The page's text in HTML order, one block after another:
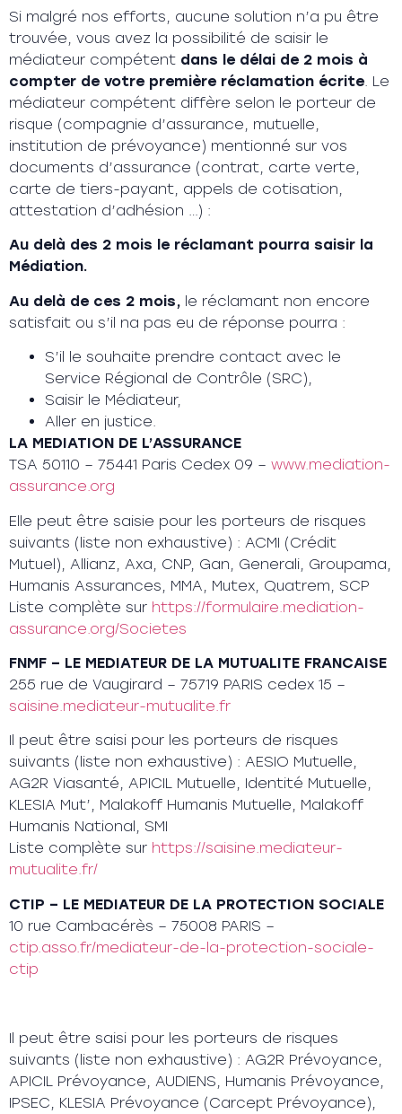
Si malgré nos efforts, aucune solution n’a pu être
trouvée, vous avez la possibilité de saisir le
médiateur compétent dans le délai de 2 mois à
compter de votre première réclamation écrite. Le
médiateur compétent diffère selon le porteur de
risque (compagnie d’assurance, mutuelle,
institution de prévoyance) mentionné sur vos
documents d’assurance (contrat, carte verte,
carte de tiers-payant, appels de cotisation,
attestation d’adhésion …) :
Au delà des 2 mois le réclamant pourra saisir la
Médiation.
Au delà de ces 2 mois, le réclamant non encore
satisfait ou s’il na pas eu de réponse pourra :
S’il le souhaite prendre contact avec le
Service Régional de Contrôle (SRC),
Saisir le Médiateur,
Aller en justice.
LA MEDIATION DE L’ASSURANCE
TSA 50110 – 75441 Paris Cedex 09 – www.mediation-
assurance.org
Elle peut être saisie pour les porteurs de risques
suivants (liste non exhaustive) : ACMI (Crédit
Mutuel), Allianz, Axa, CNP, Gan, Generali, Groupama,
Humanis Assurances, MMA, Mutex, Quatrem, SCP
Liste complète sur https://formulaire.mediation-
assurance.org/Societes
FNMF – LE MEDIATEUR DE LA MUTUALITE FRANCAISE
255 rue de Vaugirard – 75719 PARIS cedex 15 –
saisine.mediateur-mutualite.fr
Il peut être saisi pour les porteurs de risques
suivants (liste non exhaustive) : AESIO Mutuelle,
AG2R Viasanté, APICIL Mutuelle, Identité Mutuelle,
KLESIA Mut’, Malakoff Humanis Mutuelle, Malakoff
Humanis National, SMI
Liste complète sur https://saisine.mediateur-
mutualite.fr/
CTIP – LE MEDIATEUR DE LA PROTECTION SOCIALE
10 rue Cambacérès – 75008 PARIS –
ctip.asso.fr/mediateur-de-la-protection-sociale-
ctip
Il peut être saisi pour les porteurs de risques
suivants (liste non exhaustive) : AG2R Prévoyance,
APICIL Prévoyance, AUDIENS, Humanis Prévoyance,
IPSEC, KLESIA Prévoyance (Carcept Prévoyance),